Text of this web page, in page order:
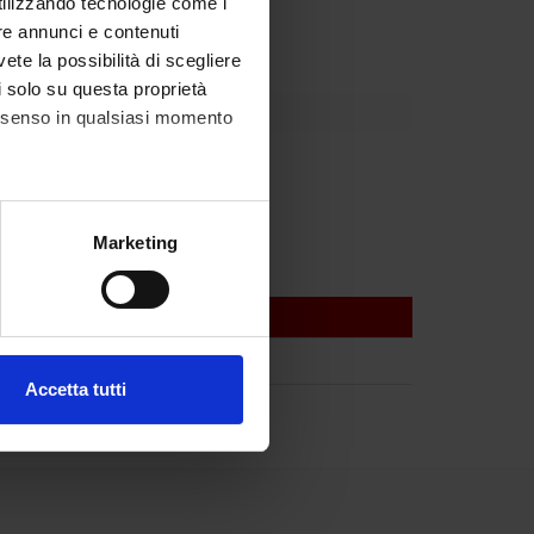
annunci e contenuti
la possibilità di scegliere
su questa proprietà
in qualsiasi momento
metro,Marketing
Accetta tutti